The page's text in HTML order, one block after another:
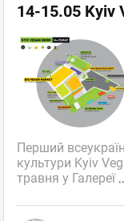
14-15.05 Kyiv
Перший
культури Kyiv
травня у Галереї